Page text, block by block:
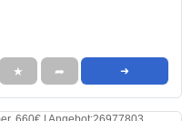
★ ➦ ➜